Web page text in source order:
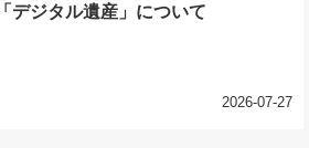
「デジタル遺産」について
2026-07-27